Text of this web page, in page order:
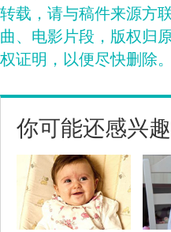
转载，请与稿件来源方
曲、电影片段，版权归
权证明，以便尽快删除。
你可能还感兴